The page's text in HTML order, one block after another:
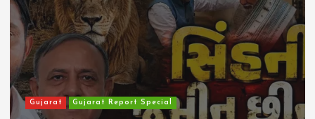
Gujarat Gujarat Report Special